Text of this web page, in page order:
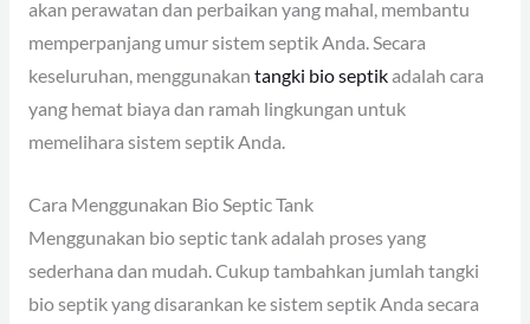
akan perawatan dan perbaikan yang mahal, membantu
memperpanjang umur sistem septik Anda. Secara
keseluruhan, menggunakan tangki bio septikadalah cara
yang hemat biaya dan ramah lingkungan untuk
memelihara sistem septik Anda.
Cara Menggunakan Bio Septic Tank
Menggunakan bio septic tank adalah proses yang
sederhana dan mudah. Cukup tambahkan jumlah tangki
bio septik yang disarankan ke sistem septik Anda secara